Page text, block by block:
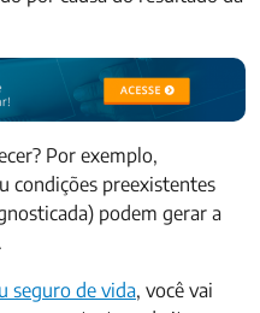
Por exemplo,
condições preexistentes
podem gerar a
seguro de vida, você vai